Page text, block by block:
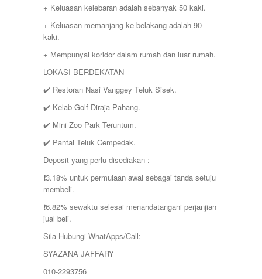
+ Keluasan kelebaran adalah sebanyak 50 kaki.
+ Keluasan memanjang ke belakang adalah 90
kaki.
+ Mempunyai koridor dalam rumah dan luar rumah.
LOKASI BERDEKATAN
✔️ Restoran Nasi Vanggey Teluk Sisek.
✔️ Kelab Golf Diraja Pahang.
✔️ Mini Zoo Park Teruntum.
✔️ Pantai Teluk Cempedak.
Deposit yang perlu disediakan :
❗️3.18% untuk permulaan awal sebagai tanda setuju
membeli.
❗️6.82% sewaktu selesai menandatangani perjanjian
jual beli.
Sila Hubungi WhatApps/Call:
SYAZANA JAFFARY
010-2293756